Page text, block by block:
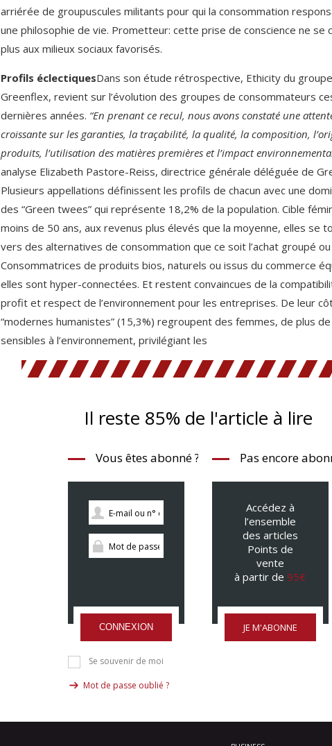
arriérée de groupuscules militants pour qui la consommation
une philosophie de vie. Prometteur: cette prise de conscience ne se
plus aux milieux sociaux favorisés.
Profils éclectiquesDans son étude rétrospective, Ethicity du groupe
Greenflex, revient sur l’évolution des groupes de consommateurs
dernières années. “En prenant ce recul, nous avons constaté une
croissante sur les garanties, la traçabilité, la qualité, la composition,
produits, l’utilisation des matières premières et l’impact
analyse Elizabeth Pastore-Reiss, directrice générale déléguée de
Plusieurs appellations définissent les profils de chacun avec une
des “Green twees” qui représente 18,2% de la population. Cible
moins de 50 ans, aux revenus plus élevés que la moyenne, elles se
vers des alternatives de consommation que ce soit l’achat groupé
Consommatrices de produits bios, naturels ou issus du commerce
elles sont hyper-connectées. Et restent convaincues de la
profit et respect de l’environnement pour les entreprises. De leur
“modernes humanistes” (15,3%) regroupent des femmes, de plus
sensibles à l’environnement, privilégiant les
Il reste 85% de l'article à lire
Vous êtes abonné ?
CONNEXION
Se souvenir de moi
Mot de passe oublié ?
Pas encore
Accédez à
l’ensemble
des articles
Points de
vente
à partir de 95€
JE M'ABONNE